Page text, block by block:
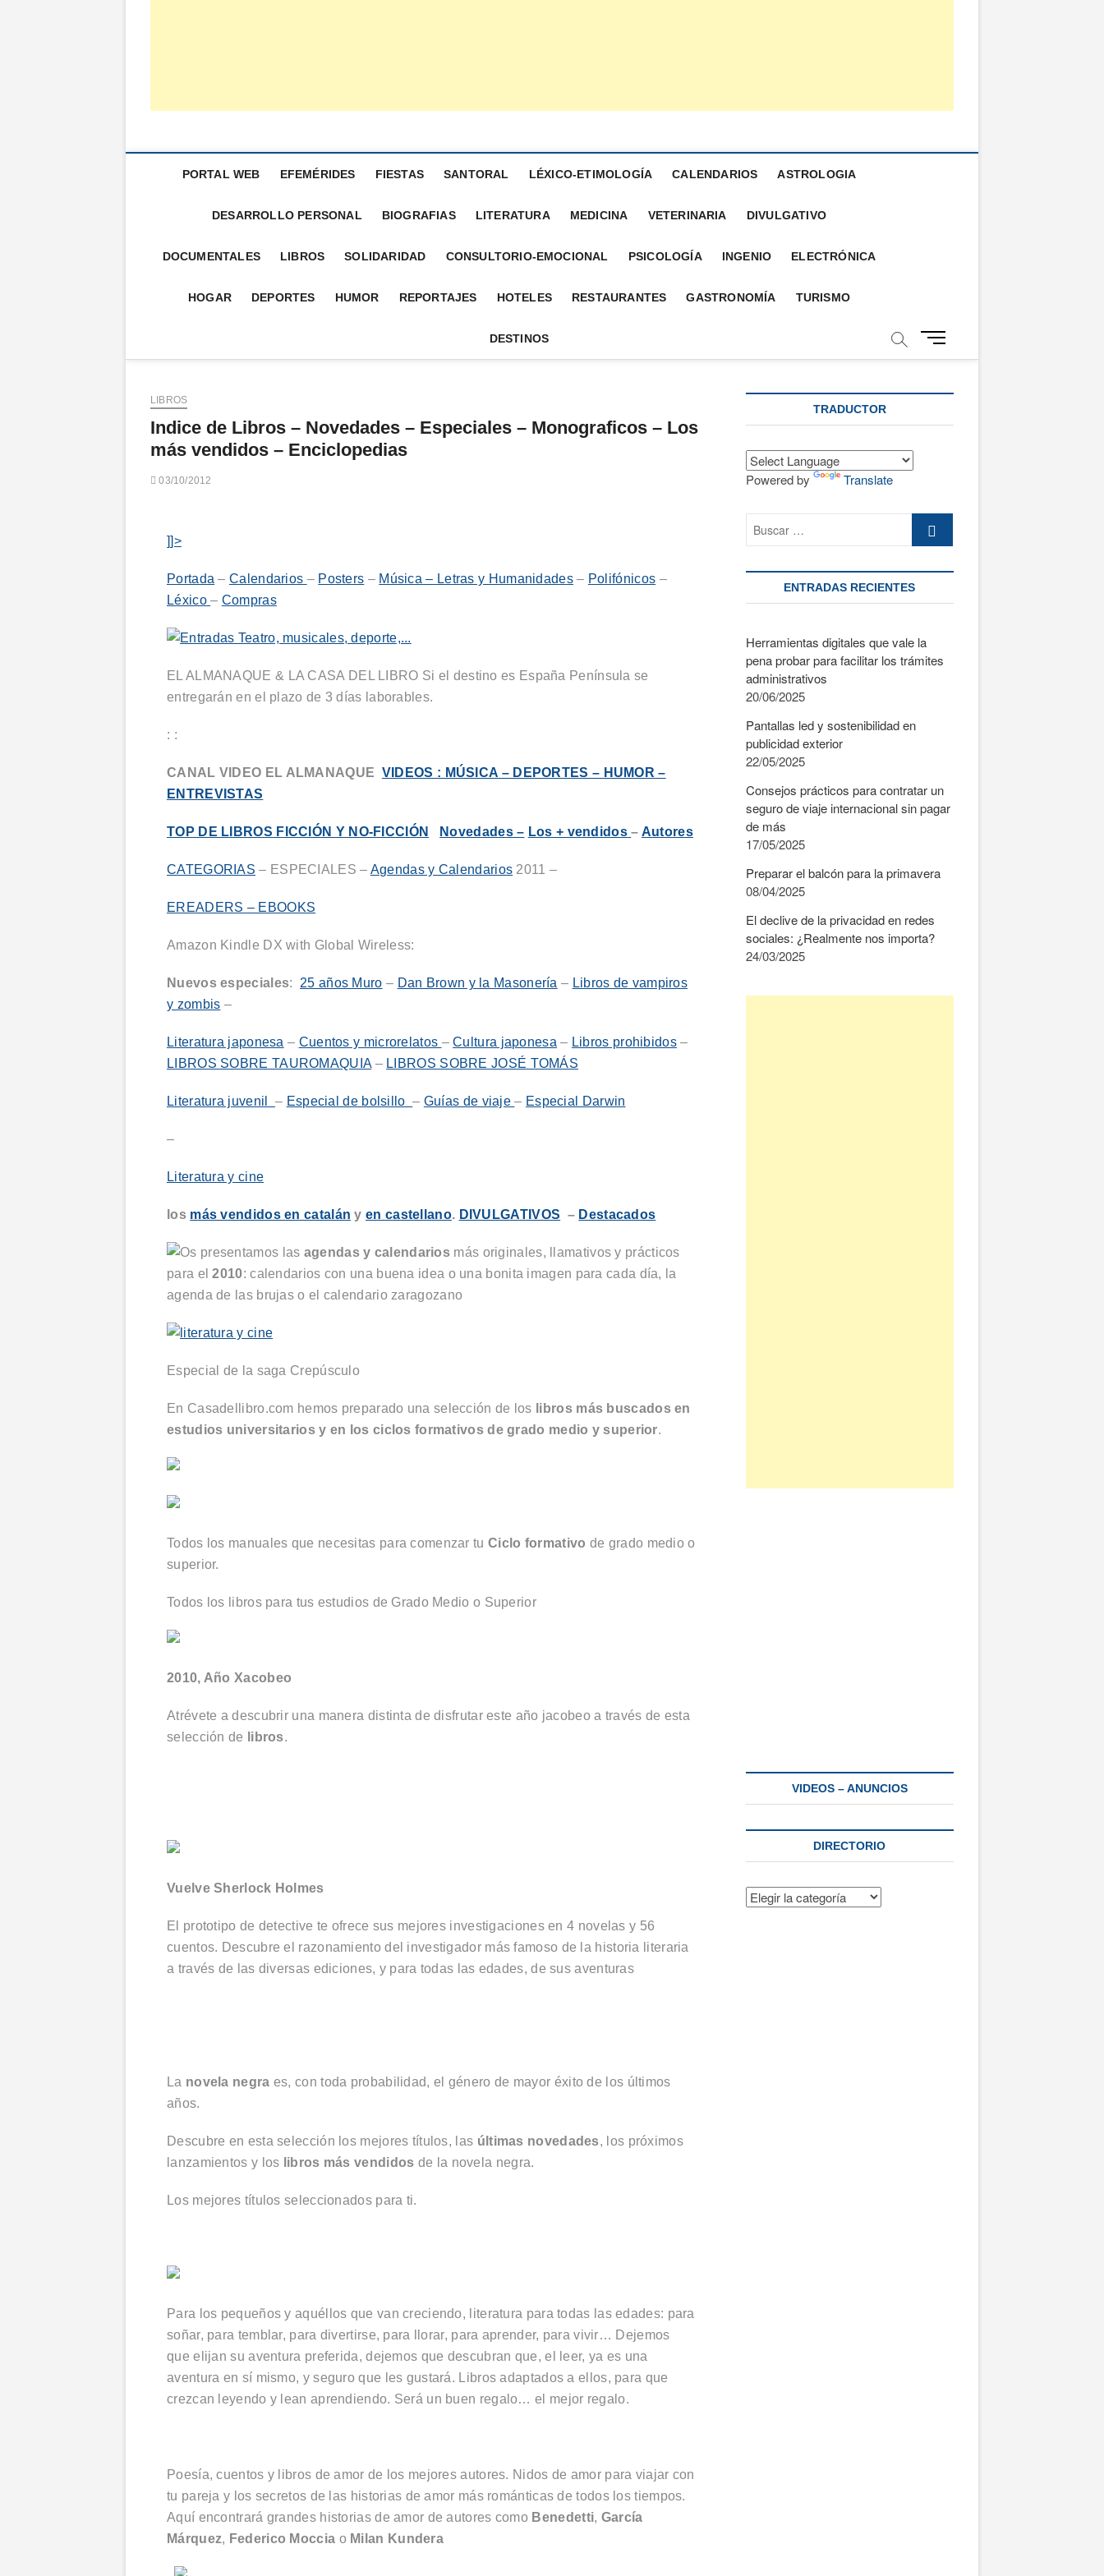
PORTAL WEB EFEMÉRIDES FIESTAS SANTORAL LÉXICO-ETIMOLOGÍA CALENDARIOS ASTROLOGIA
DESARROLLO PERSONAL BIOGRAFIAS LITERATURA MEDICINA VETERINARIA DIVULGATIVO
DOCUMENTALES LIBROS SOLIDARIDAD CONSULTORIO-EMOCIONAL PSICOLOGÍA INGENIO ELECTRÓNICA
HOGAR DEPORTES HUMOR REPORTAJES HOTELES RESTAURANTES GASTRONOMÍA TURISMO
DESTINOS
B
ó
d
ú
LIBROS
Indice de Libros – Novedades – Especiales – Monograficos – Los
más vendidos – Enciclopedias
03/10/2012
]]>
Portada –Calendarios – Posters – Música – Letras y Humanidades– Polifónicos –
Léxico – Compras
EL ALMANAQUE & LA CASA DEL LIBRO Si el destino es España Península se
entregarán en el plazo de 3 días laborables.
: :
CANAL VIDEO EL ALMANAQUE VIDEOS : MÚSICA – DEPORTES – HUMOR –
ENTREVISTAS
TOP DE LIBROS FICCIÓN Y NO-FICCIÓN Novedades – Los + vendidos – Autores
CATEGORIAS – ESPECIALES – Agendas y Calendarios 2011 –
EREADERS – EBOOKS
Amazon Kindle DX with Global Wireless:
Nuevos especiales: 25 años Muro – Dan Brown y la Masonería – Libros de vampiros
y zombis –
Literatura japonesa – Cuentos y microrelatos –Cultura japonesa – Libros prohibidos–
LIBROS SOBRE TAUROMAQUIA– LIBROS SOBRE JOSÉ TOMÁS
Literatura juvenil– Especial de bolsillo– Guías de viaje– Especial Darwin
–
Literatura y cine
los más vendidos en catalán yen castellano. DIVULGATIVOS – Destacados
Os presentamos las agendas y calendarios más originales, llamativos y prácticos
para el2010: calendarios con una buena idea o una bonita imagen para cada día, la
agenda de las brujas o el calendario zaragozano
Especial de la saga Crepúsculo
En Casadellibro.com hemos preparado una selección de los libros más buscados en
estudios universitarios y en los ciclos formativos de grado medio y superior.
Todos los manuales que necesitas para comenzar tu Ciclo formativo de grado medio o
superior.
Todos los libros para tus estudios de Grado Medio o Superior
2010, Año Xacobeo
Atrévete a descubrir una manera distinta de disfrutar este año jacobeo a través de esta
selección de
libros.
Vuelve Sherlock Holmes
El prototipo de detective te ofrece sus mejores investigaciones en 4 novelas y 56
cuentos. Descubre el razonamiento del investigador más famoso de la historia literaria
a través de las diversas ediciones, y para todas las edades, de sus aventuras
La novela negra es, con toda probabilidad, el género de mayor éxito de los últimos
años.
Descubre en esta selección los mejores títulos, las últimas novedades, los próximos
lanzamientos y los libros más vendidos de la novela negra.
Los mejores títulos seleccionados para ti.
Para los pequeños y aquéllos que van creciendo, literatura para todas las edades: para
soñar, para temblar, para divertirse, para llorar, para aprender, para vivir… Dejemos
que elijan su aventura preferida, dejemos que descubran que, el leer, ya es una
aventura en sí mismo, y seguro que les gustará. Libros adaptados a ellos, para que
crezcan leyendo y lean aprendiendo. Será un buen regalo… el mejor regalo.
Poesía, cuentos y libros de amor de los mejores autores. Nidos de amor para viajar con
tu pareja y los secretos de las historias de amor más románticas de todos los tiempos.
Aquí encontrará grandes historias de amor de autores como Benedetti, García
Márquez, Federico Moccia o Milan Kundera
TRADUCTOR
Powered by Translate
ENTRADAS RECIENTES
Herramientas digitales que vale la
pena probar para facilitar los trámites
administrativos
20/06/2025
Pantallas led y sostenibilidad en
publicidad exterior
22/05/2025
Consejos prácticos para contratar un
seguro de viaje internacional sin pagar
de más
17/05/2025
Preparar el balcón para la primavera
08/04/2025
El declive de la privacidad en redes
sociales: ¿Realmente nos importa?
24/03/2025
VIDEOS – ANUNCIOS
DIRECTORIO
Directorio